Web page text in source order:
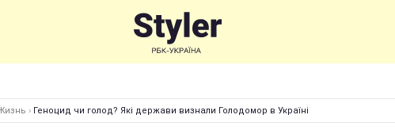
› Геноцид чи голод? Які держави визнали Голодомор в Україні